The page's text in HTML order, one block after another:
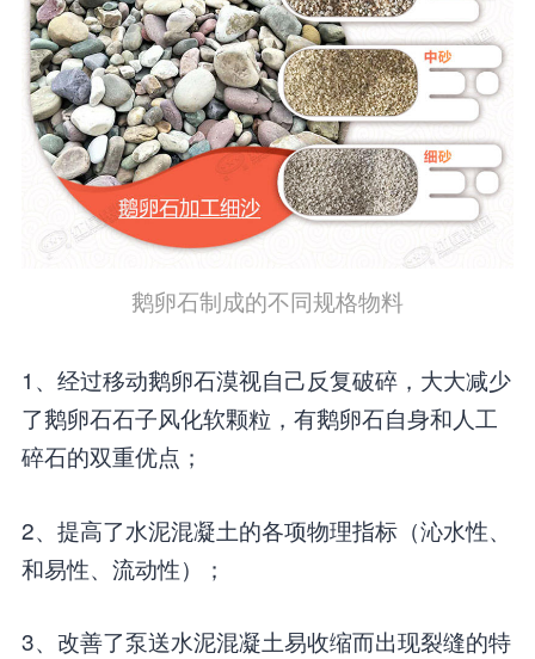
鹅卵石制成的不同规格物料
1、经过移动鹅卵石漠视自己反复破碎，大大减少
了鹅卵石石子风化软颗粒，有鹅卵石自身和人工
碎石的双重优点；
2、提高了水泥混凝土的各项物理指标（沁水性、
和易性、流动性）；
3、改善了泵送水泥混凝土易收缩而出现裂缝的特